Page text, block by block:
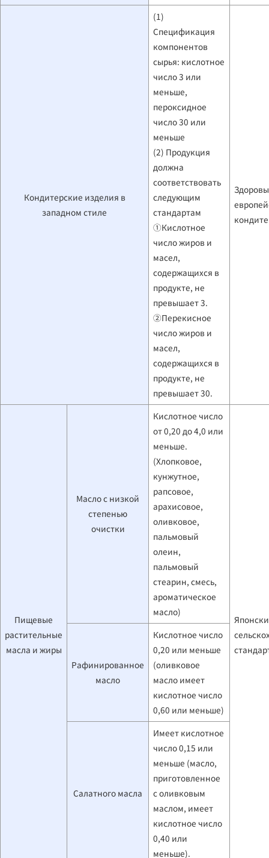
Кондитерские изделия в
западном стиле
(1)
Спецификация
компонентов
сырья: кислотное
число 3 или
меньше,
пероксидное
число 30 или
меньше
(2) Продукция
должна
соответствовать
следующим
стандартам
①Кислотное
число жиров и
масел,
содержащихся в
продукте, не
превышает 3.
②Перекисное
число жиров и
масел,
содержащихся в
продукте, не
превышает 30.
Пищевые
растительные
масла и жиры
Масло с низкой
степенью
очистки
Кислотное число
от 0,20 до 4,0 или
меньше.
(Хлопковое,
кунжутное,
рапсовое,
арахисовое,
оливковое,
пальмовый
олеин,
пальмовый
стеарин, смесь,
ароматическое
масло)
Рафинированное
масло
Кислотное число
0,20 или меньше
(оливковое
масло имеет
кислотное число
0,60 или меньше)
Салатного масла
Имеет кислотное
число 0,15 или
меньше (масло,
приготовленное
с оливковым
маслом, имеет
кислотное число
0,40 или
меньше).